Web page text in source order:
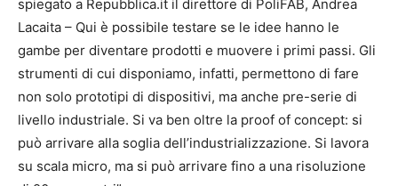
spiegato a Repubblica.it il direttore di PoliFAB, Andrea
Lacaita – Qui è possibile testare se le idee hanno le
gambe per diventare prodotti e muovere i primi passi. Gli
strumenti di cui disponiamo, infatti, permettono di fare
non solo prototipi di dispositivi, ma anche pre-serie di
livello industriale. Si va ben oltre la proof of concept: si
può arrivare alla soglia dell’industrializzazione. Si lavora
su scala micro, ma si può arrivare fino a una risoluzione